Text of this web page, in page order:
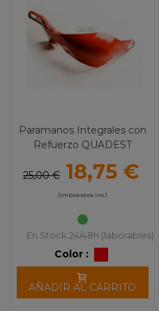
Paramanos Integrales con
Refuerzo QUADEST
25,00 € 18,75 €
(impuestos inc.)
En Stock 24/48h (laborables)
Color :
AÑADIR AL CARRITO